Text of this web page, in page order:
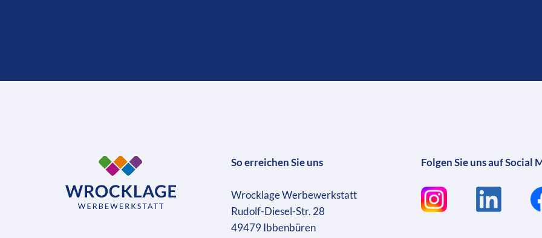
So erreichen Sie uns
Wrocklage Werbewerkstatt
Rudolf-Diesel-Str. 28
49479 Ibbenbüren
Folgen Sie uns auf Social